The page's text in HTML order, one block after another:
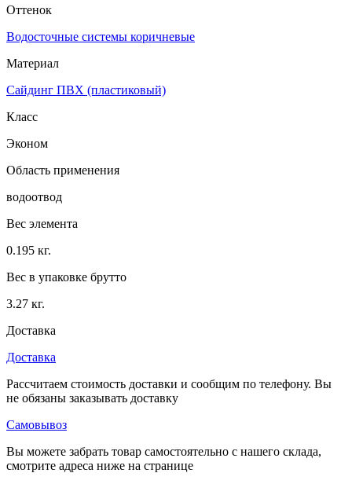
Оттенок
Водосточные системы коричневые
Материал
Сайдинг ПВХ (пластиковый)
Класс
Эконом
Область применения
водоотвод
Вес элемента
0.195 кг.
Вес в упаковке брутто
3.27 кг.
Доставка
Доставка
Рассчитаем стоимость доставки и сообщим по телефону. Вы
не обязаны заказывать доставку
Самовывоз
Вы можете забрать товар самостоятельно с нашего склада,
смотрите адреса ниже на странице